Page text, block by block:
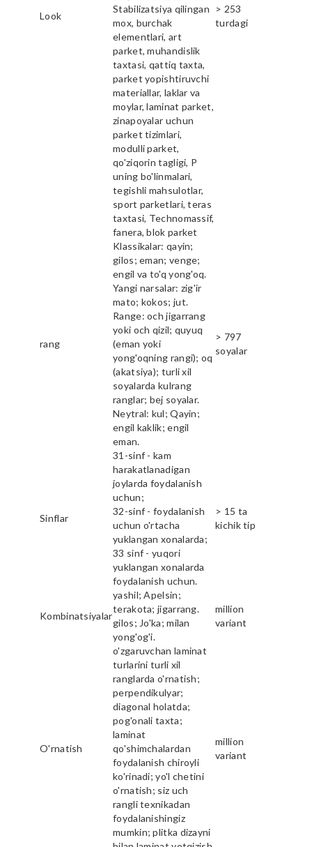
Look
Stabilizatsiya qilingan
mox, burchak
elementlari, art
parket, muhandislik
taxtasi, qattiq taxta,
parket yopishtiruvchi
materiallar, laklar va
moylar, laminat parket,
zinapoyalar uchun
parket tizimlari,
modulli parket,
qo'ziqorin tagligi, P
uning bo'linmalari,
tegishli mahsulotlar,
sport parketlari, teras
taxtasi, Technomassif,
fanera, blok parket
> 253
turdagi
rang
Klassikalar: qayin;
gilos; eman; venge;
engil va to'q yong'oq.
Yangi narsalar: zig'ir
mato; kokos; jut.
Range: och jigarrang
yoki och qizil; quyuq
(eman yoki
yong'oqning rangi); oq
(akatsiya); turli xil
soyalarda kulrang
ranglar; bej soyalar.
Neytral: kul; Qayin;
engil kaklik; engil
eman.
> 797
soyalar
Sinflar
31-sinf - kam
harakatlanadigan
joylarda foydalanish
uchun;
32-sinf - foydalanish
uchun o'rtacha
yuklangan xonalarda;
33 sinf - yuqori
yuklangan xonalarda
foydalanish uchun.
> 15 ta
kichik tip
Kombinatsiyalar
yashil; Apelsin;
terakota; jigarrang.
gilos; Jo'ka; milan
yong'og'i.
million
variant
O'rnatish
o'zgaruvchan laminat
turlarini turli xil
ranglarda o'rnatish;
perpendikulyar;
diagonal holatda;
pog'onali taxta;
laminat
qo'shimchalardan
foydalanish chiroyli
ko'rinadi; yo'l chetini
o'rnatish; siz uch
rangli texnikadan
foydalanishingiz
mumkin; plitka dizayni
million
variant